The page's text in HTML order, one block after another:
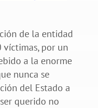
de la entidad
por un
a la enorme
nunca se
del Estado a
querido no